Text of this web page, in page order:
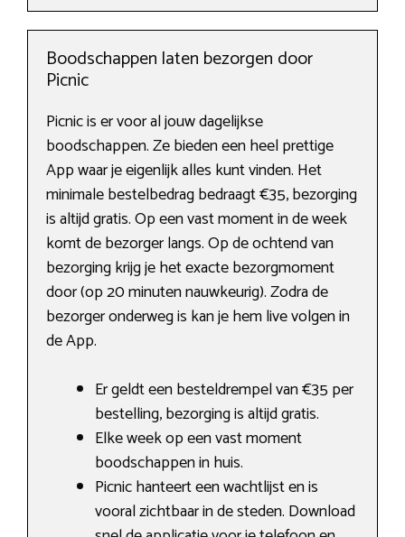
Boodschappen laten bezorgen door
Picnic
Picnic is er voor al jouw dagelijkse
boodschappen. Ze bieden een heel prettige
App waar je eigenlijk alles kunt vinden. Het
minimale bestelbedrag bedraagt €35, bezorging
is altijd gratis. Op een vast moment in de week
komt de bezorger langs. Op de ochtend van
bezorging krijg je het exacte bezorgmoment
door (op 20 minuten nauwkeurig). Zodra de
bezorger onderweg is kan je hem live volgen in
de App.
Er geldt een besteldrempel van €35 per
bestelling, bezorging is altijd gratis.
Elke week op een vast moment
boodschappen in huis.
Picnic hanteert een wachtlijst en is
vooral zichtbaar in de steden. Download